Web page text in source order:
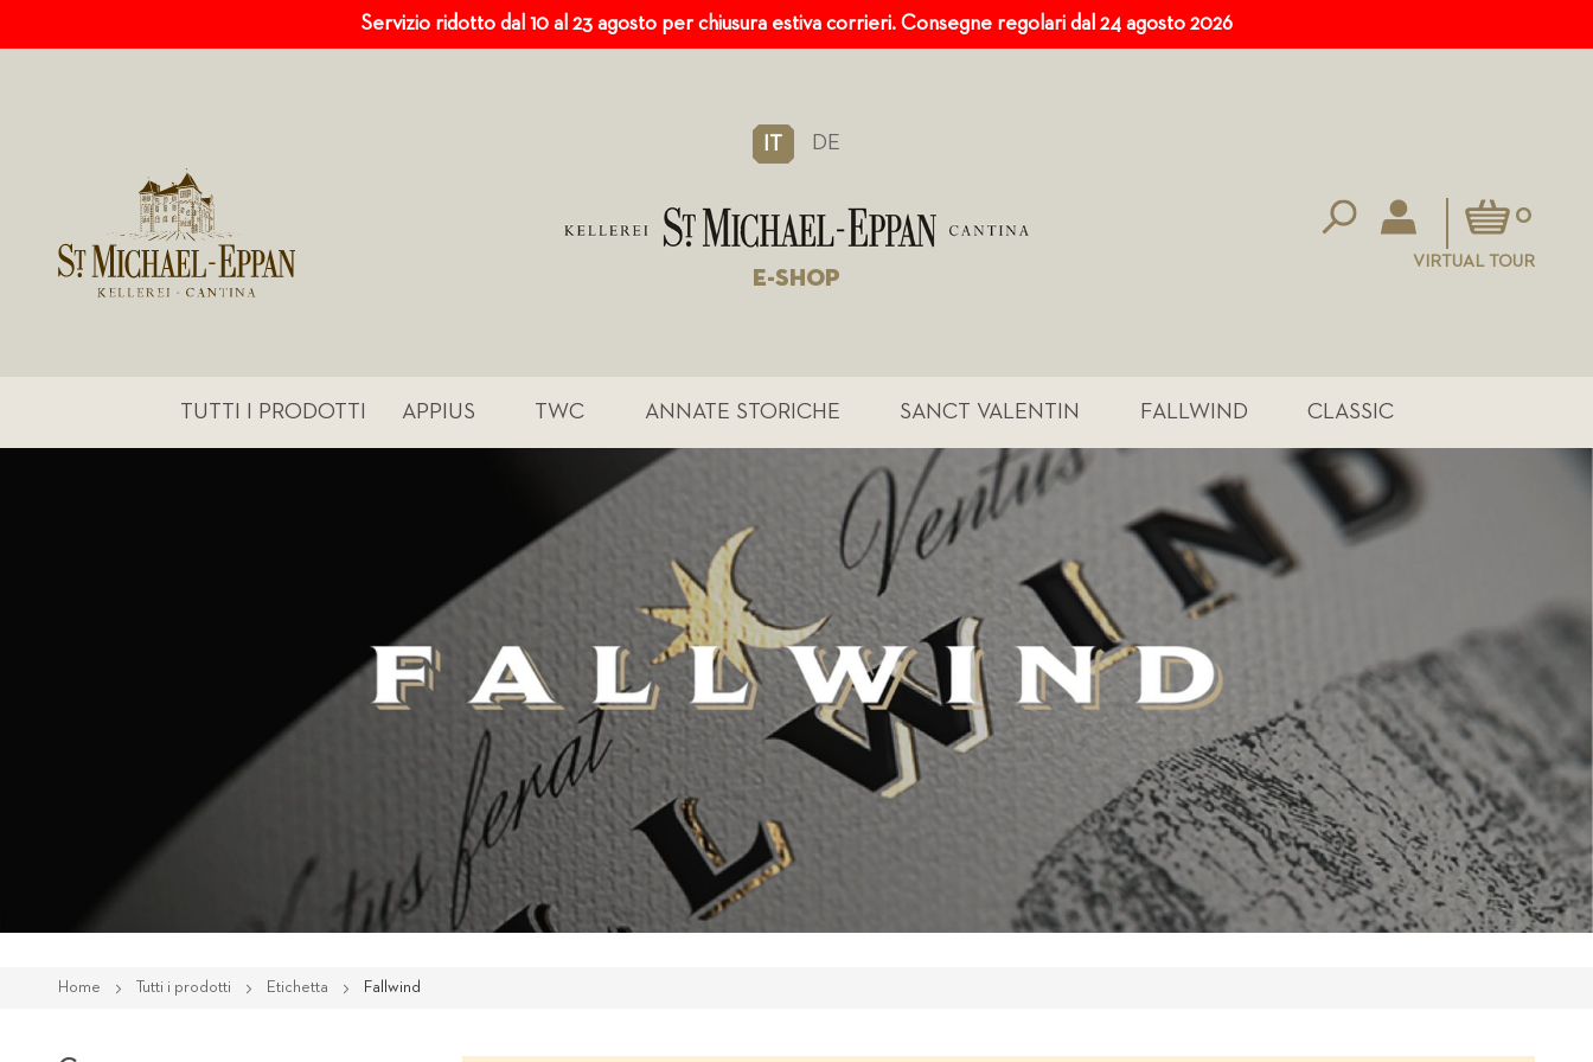
Servizio ridotto dal 10 al 23 agosto per chiusura estiva corrieri. Consegne regolari dal 24 agosto 2026
IT DE
E-SHOP
Carrello0
VIRTUAL TOUR
TUTTI I PRODOTTI APPIUS TWC ANNATE STORICHE SANCT VALENTIN FALLWIND CLASSIC
Home Tutti i prodotti Etichetta Fallwind